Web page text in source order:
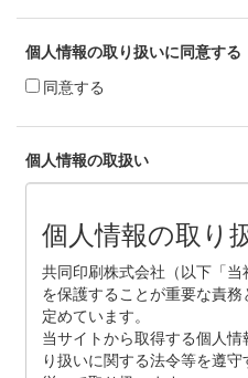
個人情報の取り扱いに同意する
同意する
個人情報の取扱い
個人情報の取り
共同印刷株式会社（以下「
を保護することが重要な責務
定めています。
当サイトから取得する個人
り扱いに関する法令等を遵